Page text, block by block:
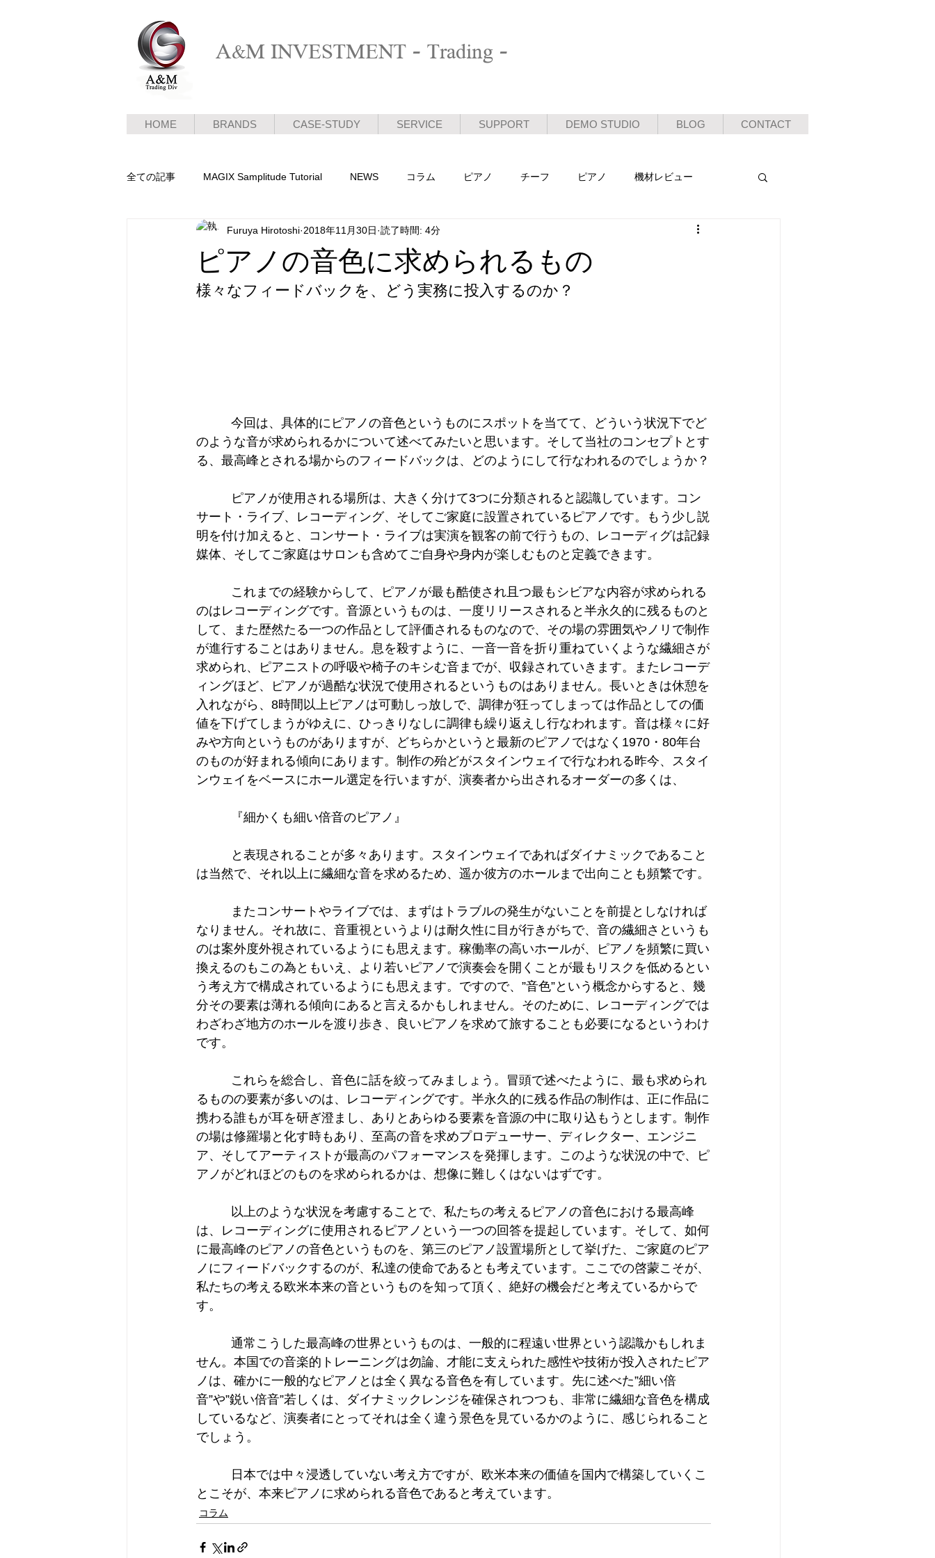
A&M INVESTMENT - Trading -
HOME BRANDS CASE-STUDY SERVICE SUPPORT DEMO STUDIO BLOG CONTACT
全ての記事 MAGIX Samplitude Tutorial NEWS コラム ピアノ チーフ ピアノ 機材レビュー
ピアノ新着情報 メディア情報 活動日記
ピアノの音色に求められるもの
Furuya Hirotoshi 2018年11月30日 読了時間: 4分
様々なフィードバックを、どう実務に投入するのか？
のような音が求められるかについて述べてみたいと思います。そして当社のコンセプトとす
る、最高峰とされる場からのフィードバックは、どのようにして行なわれるのでしょうか？
サート・ライブ、レコーディング、そしてご家庭に設置されているピアノです。もう少し説
明を付け加えると、コンサート・ライブは実演を観客の前で行うもの、レコーディグは記録
媒体、そしてご家庭はサロンも含めてご自身や身内が楽しむものと定義できます。
のはレコーディングです。音源というものは、一度リリースされると半永久的に残るものと
して、また歴然たる一つの作品として評価されるものなので、その場の雰囲気やノリで制作
が進行することはありません。息を殺すように、一音一音を折り重ねていくような繊細さが
求められ、ピアニストの呼吸や椅子のキシむ音までが、収録されていきます。またレコーデ
ィングほど、ピアノが過酷な状況で使用されるというものはありません。長いときは休憩を
入れながら、8時間以上ピアノは可動しっ放しで、調律が狂ってしまっては作品としての価
値を下げてしまうがゆえに、ひっきりなしに調律も繰り返えし行なわれます。音は様々に好
みや方向というものがありますが、どちらかというと最新のピアノではなく1970・80年台
のものが好まれる傾向にあります。制作の殆どがスタインウェイで行なわれる昨今、スタイ
ンウェイをベースにホール選定を行いますが、演奏者から出されるオーダーの多くは、
          『細かくも細い倍音のピアノ』
は当然で、それ以上に繊細な音を求めるため、遥か彼方のホールまで出向ことも頻繁です。
なりません。それ故に、音重視というよりは耐久性に目が行きがちで、音の繊細さというも
のは案外度外視されているようにも思えます。稼働率の高いホールが、ピアノを頻繁に買い
換えるのもこの為ともいえ、より若いピアノで演奏会を開くことが最もリスクを低めるとい
う考え方で構成されているようにも思えます。ですので、”音色”という概念からすると、幾
分その要素は薄れる傾向にあると言えるかもしれません。そのために、レコーディングでは
わざわざ地方のホールを渡り歩き、良いピアノを求めて旅することも必要になるというわけ
です。
るものの要素が多いのは、レコーディングです。半永久的に残る作品の制作は、正に作品に
携わる誰もが耳を研ぎ澄まし、ありとあらゆる要素を音源の中に取り込もうとします。制作
の場は修羅場と化す時もあり、至高の音を求めプロデューサー、ディレクター、エンジニ
ア、そしてアーティストが最高のパフォーマンスを発揮します。このような状況の中で、ピ
アノがどれほどのものを求められるかは、想像に難しくはないはずです。
は、レコーディングに使用されるピアノという一つの回答を提起しています。そして、如何
に最高峰のピアノの音色というものを、第三のピアノ設置場所として挙げた、ご家庭のピア
ノにフィードバックするのが、私達の使命であるとも考えています。ここでの啓蒙こそが、
私たちの考える欧米本来の音というものを知って頂く、絶好の機会だと考えているからで
す。
せん。本国での音楽的トレーニングは勿論、才能に支えられた感性や技術が投入されたピア
ノは、確かに一般的なピアノとは全く異なる音色を有しています。先に述べた”細い倍
音”や”鋭い倍音”若しくは、ダイナミックレンジを確保されつつも、非常に繊細な音色を構成
しているなど、演奏者にとってそれは全く違う景色を見ているかのように、感じられること
でしょう。
とこそが、本来ピアノに求められる音色であると考えています。
コラム